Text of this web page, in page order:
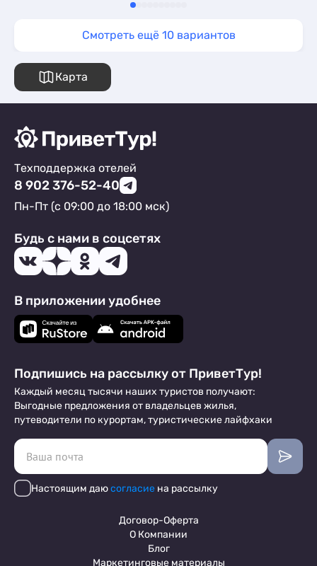
Смотреть ещё 10 вариантов
Карта
Техподдержка отелей
8 902 376-52-40
Пн-Пт (с 09:00 до 18:00 мск)
Будь с нами в соцсетях
В приложении удобнее
Подпишись на рассылку от ПриветТур!
Каждый месяц тысячи наших туристов получают:
Выгодные предложения от владельцев жилья,
путеводители по курортам, туристические лайфхаки
Настоящим даюсогласие на рассылку
Договор-Оферта
О Компании
Блог
Маркетинговые материалы